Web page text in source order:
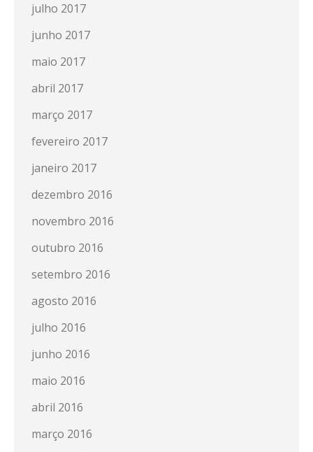
julho 2017
junho 2017
maio 2017
abril 2017
março 2017
fevereiro 2017
janeiro 2017
dezembro 2016
novembro 2016
outubro 2016
setembro 2016
agosto 2016
julho 2016
junho 2016
maio 2016
abril 2016
março 2016